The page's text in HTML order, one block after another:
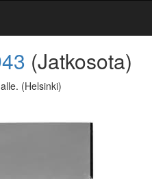
(Jatkosota)
(Helsinki)